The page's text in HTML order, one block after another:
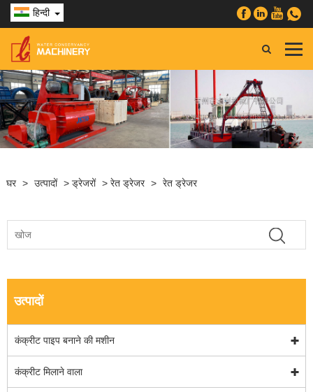
हिन्दी
घर > उत्पादों > ड्रेजरों > रेत ड्रेजर > रेत ड्रेजर
उत्पादों
कंक्रीट पाइप बनाने की मशीन
कंक्रीट मिलाने वाला